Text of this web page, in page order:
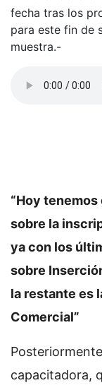
fecha tras los
para este fin de
muestra.-
“Hoy
sobre la
ya con los
sobre
la restante es
Comercial”
capacitadora,